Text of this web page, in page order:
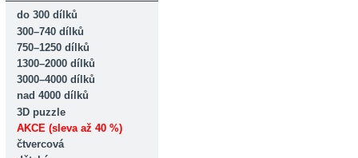
do 300 dílků
300–740 dílků
750–1250 dílků
1300–2000 dílků
3000–4000 dílků
nad 4000 dílků
3D puzzle
AKCE (sleva až 40 %)
čtvercová